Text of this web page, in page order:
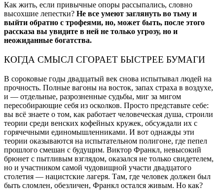
Как жить, если привычные опоры рассыпались, словно
высохшие лепестки? Не все умеют заглянуть во тьму и
выйти обратно с трофеями, но, может быть, после этого
рассказа вы увидите в ней не только угрозу, но и
неожиданные богатства.
КОГДА СМЫСЛ СГОРАЕТ БЫСТРЕЕ БУМАГИ
В сороковые годы двадцатый век снова испытывал людей на
прочность. Полные вагоны на восток, запах страха в воздухе,
и — отдельные, разрозненные судьбы, миг за мигом
пересобирающие себя из осколков. Просто представьте себе:
вы всё знаете о том, как работает человеческая душа, строили
теории среди венских кофейных кружек, обсуждали их с
горячечными единомышленниками. И вот однажды эти
теории оказываются на испытательном полигоне, где пепел
прошлого смешан с будущим. Виктор Франкл, невысокий
брюнет с пытливым взглядом, оказался не только свидетелем,
но и участником самой чудовищной участи двадцатого
столетия — нацистские лагеря. Там, где человек должен был
быть сломлен, обезличен, Франкл остался живым. Но как?